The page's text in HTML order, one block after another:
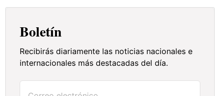
Boletín
Recibirás diariamente las noticias nacionales e
internacionales más destacadas del día.